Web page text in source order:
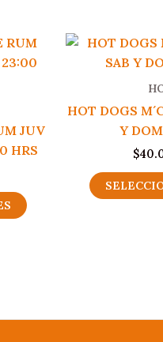
JUV
HRS
Este
producto
HOT DOGS
Y
$